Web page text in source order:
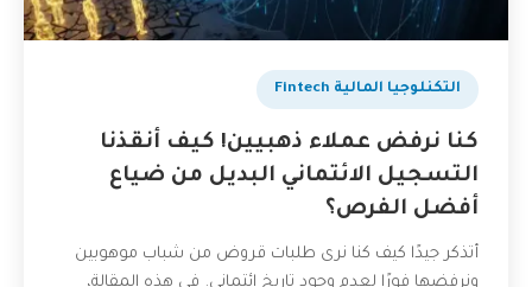
التكنلوجيا المالية Fintech
كنا نرفض عملاء ذهبيين! كيف أنقذنا
التسجيل الائتماني البديل من ضياع
أفضل الفرص؟
أتذكر جيدًا كيف كنا نرى طلبات قروض من شباب موهوبين
ونرفضها فورًا لعدم وجود تاريخ ائتماني. في هذه المقالة،